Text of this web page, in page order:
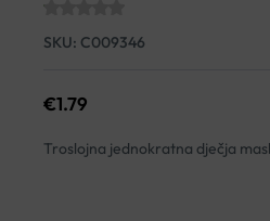
SKU: C009346
€1.79
Troslojna jednokratna dječja